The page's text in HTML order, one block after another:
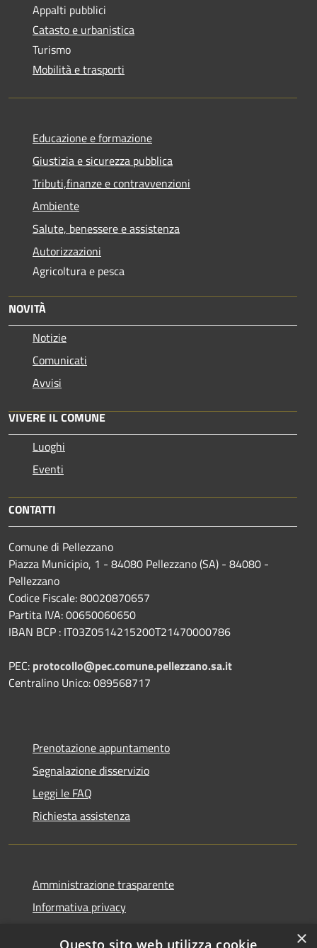
Appalti pubblici
Catasto e urbanistica
Turismo
Mobilità e trasporti
Educazione e formazione
Giustizia e sicurezza pubblica
Tributi,finanze e contravvenzioni
Ambiente
Salute, benessere e assistenza
Autorizzazioni
Agricoltura e pesca
NOVITÀ
Notizie
Comunicati
Avvisi
VIVERE IL COMUNE
Luoghi
Eventi
CONTATTI
Comune di Pellezzano
Piazza Municipio, 1 - 84080 Pellezzano (SA) - 84080 -
Pellezzano
Codice Fiscale: 80020870657
Partita IVA: 00650060650
IBAN BCP : IT03Z0514215200T21470000786
PEC: protocollo@pec.comune.pellezzano.sa.it
Centralino Unico: 089568717
Prenotazione appuntamento
Segnalazione disservizio
Leggi le FAQ
Richiesta assistenza
Amministrazione trasparente
Informativa privacy
×
Questo sito web utilizza cookie